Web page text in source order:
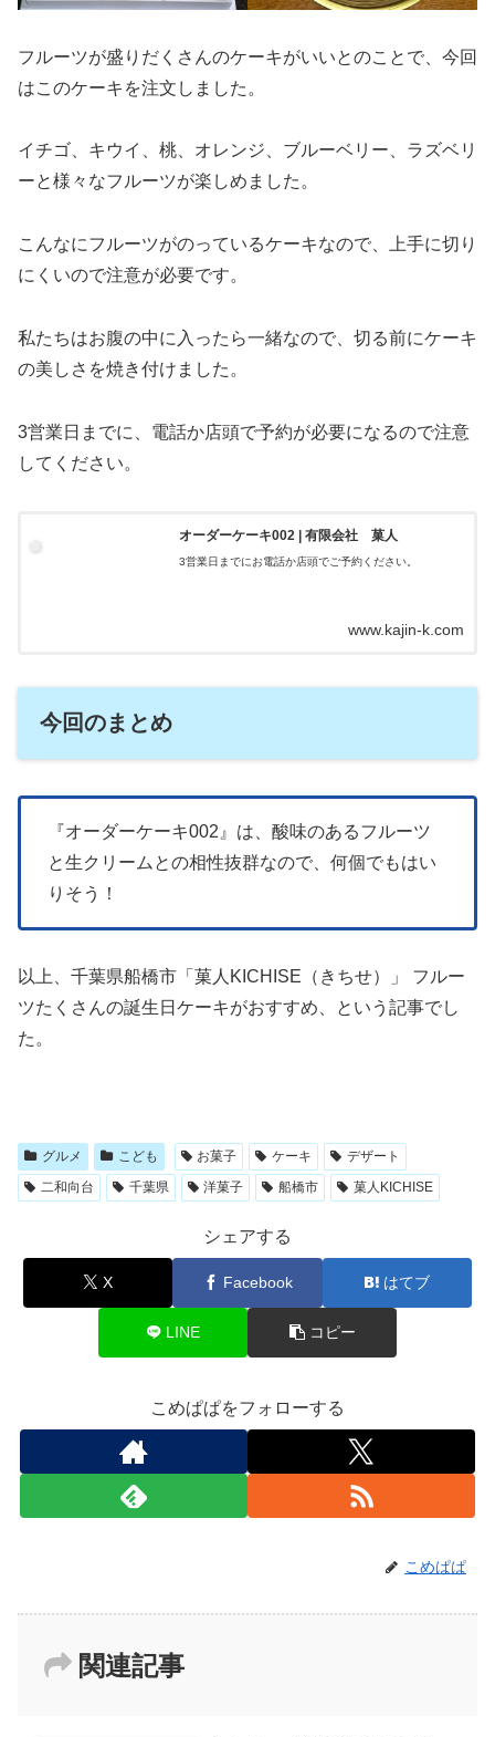
フルーツが盛りだくさんのケーキがいいとのことで、今回
はこのケーキを注文しました。
イチゴ、キウイ、桃、オレンジ、ブルーベリー、ラズベリ
ーと様々なフルーツが楽しめました。
こんなにフルーツがのっているケーキなので、上手に切り
にくいので注意が必要です。
私たちはお腹の中に入ったら一緒なので、切る前にケーキ
の美しさを焼き付けました。
3営業日までに、電話か店頭で予約が必要になるので注意
してください。
オーダーケーキ002 | 有限会社 菓人
3営業日までにお電話か店頭でご予約ください。
www.kajin-k.com
今回のまとめ
『オーダーケーキ002』は、酸味のあるフルーツ
と生クリームとの相性抜群なので、何個でもはい
りそう！
以上、千葉県船橋市「菓人KICHISE（きちせ）」 フルー
ツたくさんの誕生日ケーキがおすすめ、という記事でし
た。
グルメ こども お菓子 ケーキ
デザート
二和向台
千葉県 洋菓子 船橋市 菓人KICHISE
シェアする
X Facebook はてブ
LINE コピー
こめぱぱをフォローする
こめぱぱ
関連記事